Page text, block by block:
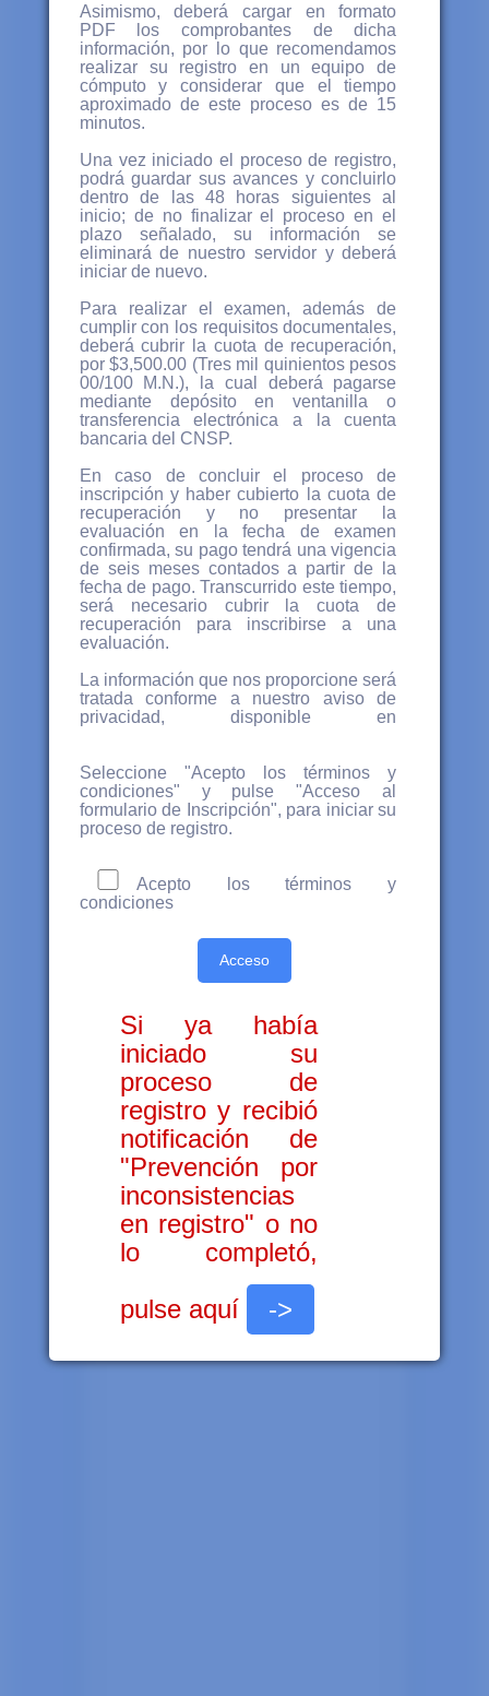
Asimismo, deberá cargar en formato
PDF los comprobantes de dicha
información, por lo que recomendamos
realizar su registro en un equipo de
cómputo y considerar que el tiempo
aproximado de este proceso es de 15
minutos.
Una vez iniciado el proceso de registro,
podrá guardar sus avances y concluirlo
dentro de las 48 horas siguientes al
inicio; de no finalizar el proceso en el
plazo señalado, su información se
eliminará de nuestro servidor y deberá
iniciar de nuevo.
Para realizar el examen, además de
cumplir con los requisitos documentales,
deberá cubrir la cuota de recuperación,
por $3,500.00 (Tres mil quinientos pesos
00/100 M.N.), la cual deberá pagarse
mediante depósito en ventanilla o
transferencia electrónica a la cuenta
bancaria del CNSP.
En caso de concluir el proceso de
inscripción y haber cubierto la cuota de
recuperación y no presentar la
evaluación en la fecha de examen
confirmada, su pago tendrá una vigencia
de seis meses contados a partir de la
fecha de pago. Transcurrido este tiempo,
será necesario cubrir la cuota de
recuperación para inscribirse a una
evaluación.
La información que nos proporcione será
tratada conforme a nuestro aviso de
privacidad, disponible en
Seleccione "Acepto los términos y
condiciones" y pulse "Acceso al
formulario de Inscripción", para iniciar su
proceso de registro.
Acepto los términos y
condiciones
Acceso
Si ya había
iniciado su
proceso de
registro y recibió
notificación de
"Prevención por
inconsistencias
en registro" o no
lo completó,
pulse aquí
->